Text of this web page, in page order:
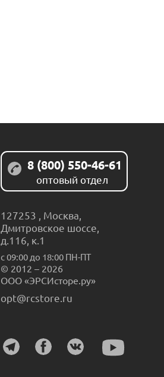
8 (800) 550-46-61
оптовый отдел
127253 Москва
Дмитровское шоссе,
д.116, к.1
с 09:00 до 18:00 ПН-ПТ
© 2012 – 2026
ООО «ЭРСИсторе.ру»
opt@rcstore.ru